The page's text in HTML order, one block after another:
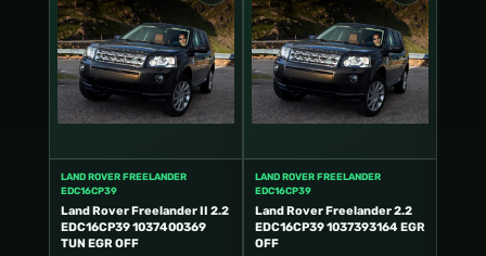
LAND ROVER FREELANDER
EDC16CP39
Land Rover Freelander II 2.2
EDC16CP39 1037400369
TUN EGR OFF
LAND ROVER FREELANDER
EDC16CP39
Land Rover Freelander 2.2
EDC16CP39 1037393164 EGR
OFF